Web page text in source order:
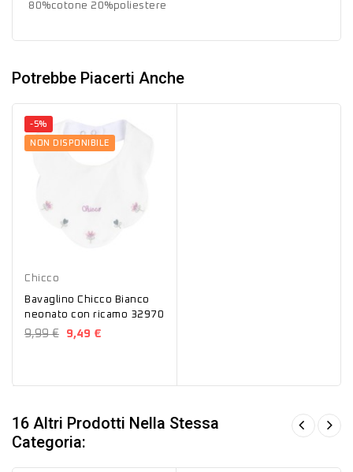
80%cotone 20%poliestere
Potrebbe Piacerti Anche
-5%
NON DISPONIBILE
Chicco
Bavaglino Chicco Bianco
neonato con ricamo 32970
9,99 € 9,49 €
16 Altri Prodotti Nella Stessa
Categoria: